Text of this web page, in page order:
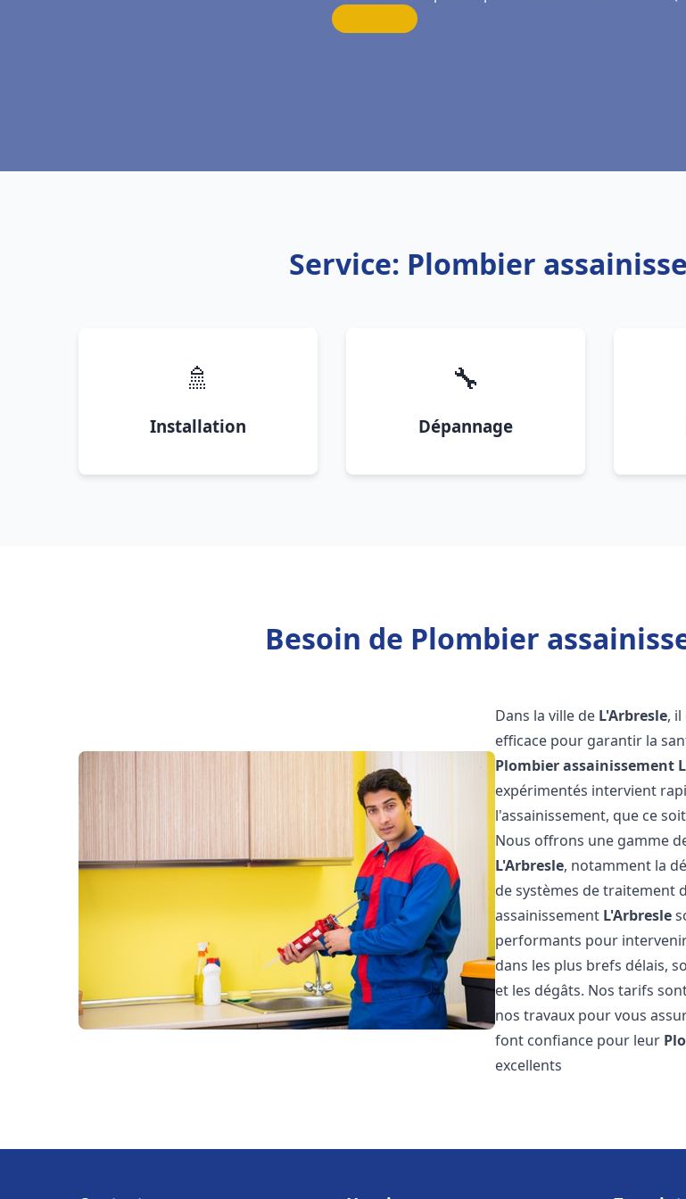
Service: Plombier
🚿
Installation
🔧
Dépannage
Besoin de Plombier
Dans la ville de L'Arbresle,
efficace pour garantir la
Plombier assainissement
expérimentés intervient
l'assainissement, que ce
Nous offrons une gamme
L'Arbresle, notamment la
de systèmes de traitement
assainissement L'Arbresle
performants pour
dans les plus brefs délais,
et les dégâts. Nos tarifs
nos travaux pour vous
font confiance pour leur
excellents